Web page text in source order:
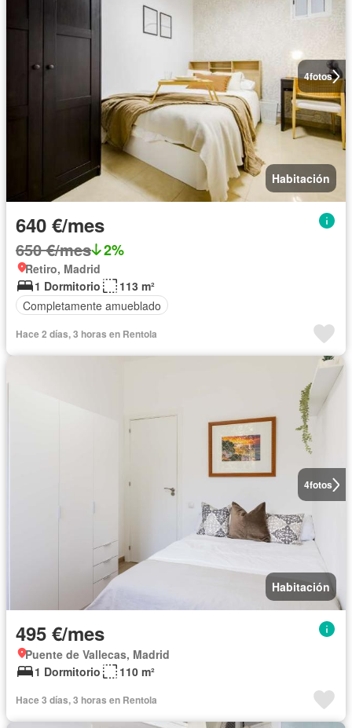
4fotos
Habitación
640 €/mes
650 €/mes 2%
Retiro, Madrid
1 Dormitorio
113 m²
Completamente amueblado
Hace 2 días, 3 horas en Rentola
4fotos
Habitación
495 €/mes
Puente de Vallecas, Madrid
1 Dormitorio
110 m²
Hace 3 días, 3 horas en Rentola